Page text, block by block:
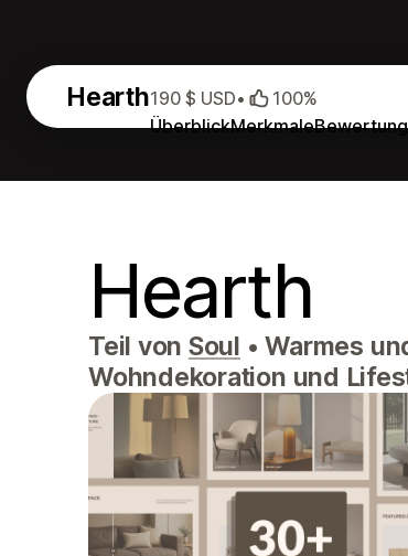
Hearth
ÜberblickMerkmale
190 $ USD• 100%
Hearth
Teil von Soul • Warmes
Wohndekoration und